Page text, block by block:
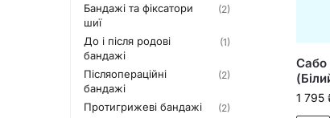
Сабо
1 795
Бандажі та фіксатори
шиї
(2)
До і після родові
бандажі
(1)
Післяопераційні
бандажі
(2)
Протигрижеві бандажі (2)